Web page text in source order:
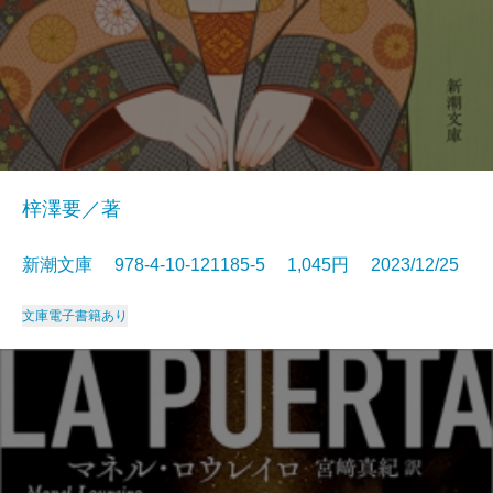
梓澤要／著
新潮文庫 978-4-10-121185-5 1,045円 2023/12/25
文庫電子書籍あり